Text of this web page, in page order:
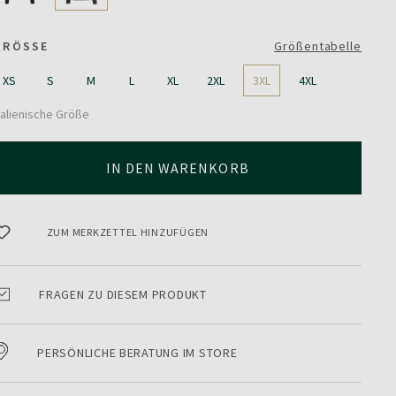
Größentabelle
XS S M L XL 2XL 3XL 4XL
Größe
IN DEN WARENKORB
ZUM MERKZETTEL HINZUFÜGEN
FRAGEN ZU DIESEM PRODUKT
PERSÖNLICHE BERATUNG IM STORE